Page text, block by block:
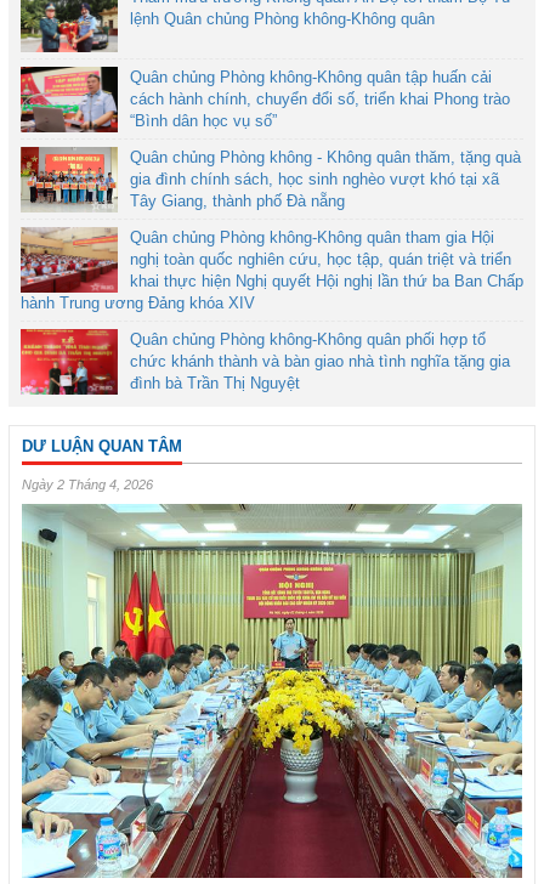
lệnh Quân chủng Phòng không-Không quân
Quân chủng Phòng không-Không quân tập huấn cải
cách hành chính, chuyển đổi số, triển khai Phong trào
“Bình dân học vụ số”
Quân chủng Phòng không - Không quân thăm, tặng quà
gia đình chính sách, học sinh nghèo vượt khó tại xã
Tây Giang, thành phố Đà nẵng
Quân chủng Phòng không-Không quân tham gia Hội
nghị toàn quốc nghiên cứu, học tập, quán triệt và triển
khai thực hiện Nghị quyết Hội nghị lần thứ ba Ban Chấp
hành Trung ương Đảng khóa XIV
Quân chủng Phòng không-Không quân phối hợp tổ
chức khánh thành và bàn giao nhà tình nghĩa tặng gia
đình bà Trần Thị Nguyệt
DƯ LUẬN QUAN TÂM
Ngày 2 Tháng 4, 2026